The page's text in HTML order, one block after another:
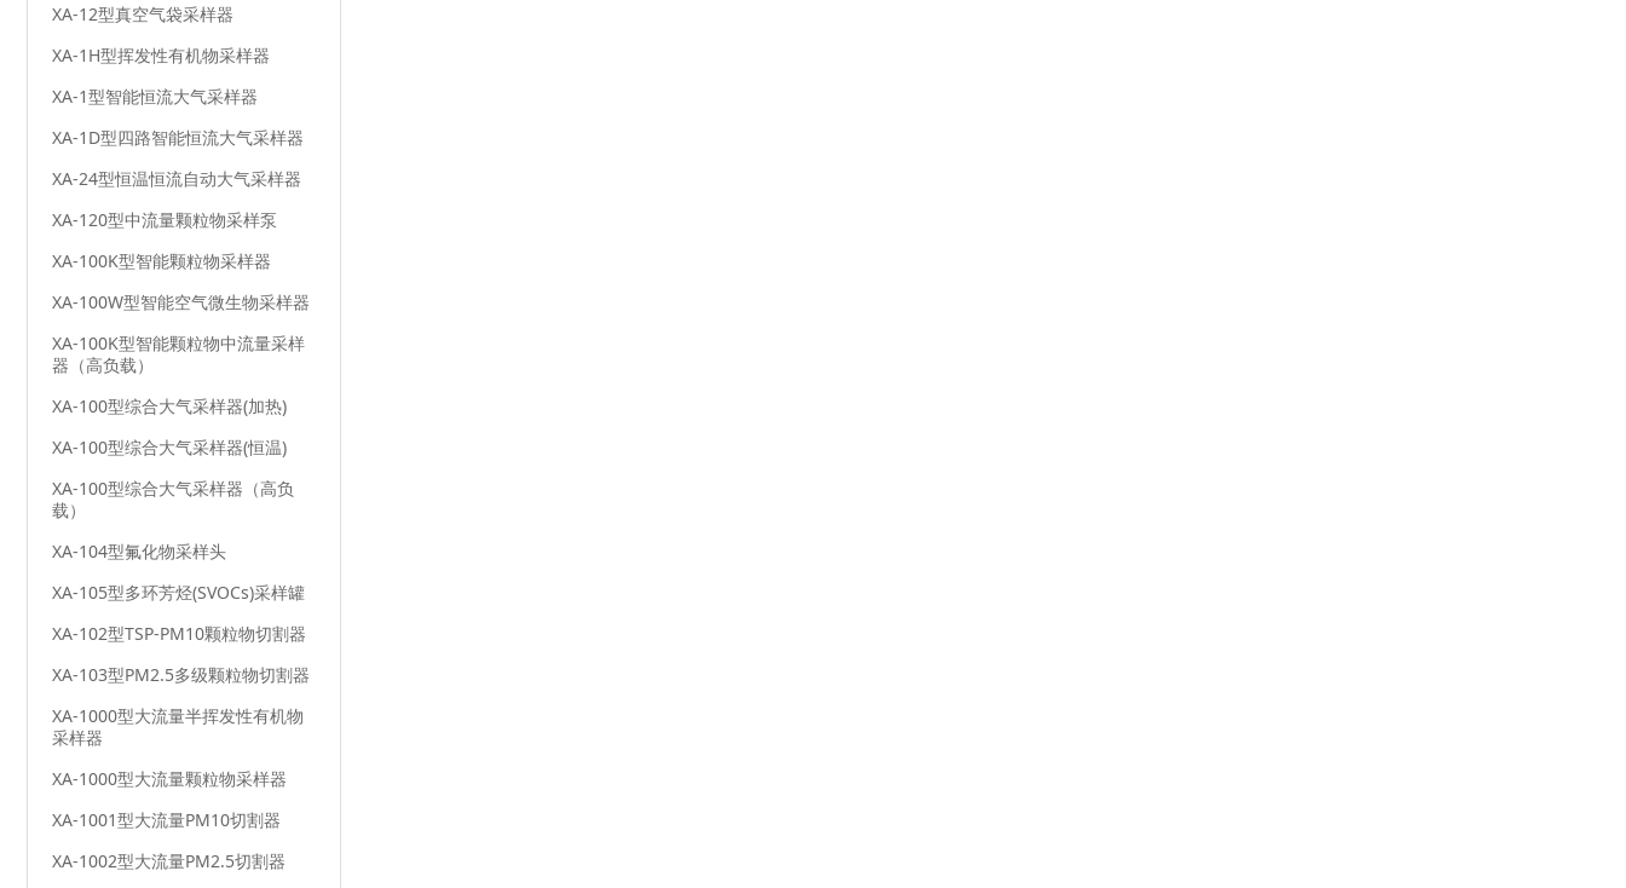
XA-12型真空气袋采样器
XA-1H型挥发性有机物采样器
XA-1型智能恒流大气采样器
XA-1D型四路智能恒流大气采样器
XA-24型恒温恒流自动大气采样器
XA-120型中流量颗粒物采样泵
XA-100K型智能颗粒物采样器
XA-100W型智能空气微生物采样器
XA-100K型智能颗粒物中流量采样
器（高负载）
XA-100型综合大气采样器(加热)
XA-100型综合大气采样器(恒温)
XA-100型综合大气采样器（高负
载）
XA-104型氟化物采样头
XA-105型多环芳烃(SVOCs)采样罐
XA-102型TSP-PM10颗粒物切割器
XA-103型PM2.5多级颗粒物切割器
XA-1000型大流量半挥发性有机物
采样器
XA-1000型大流量颗粒物采样器
XA-1001型大流量PM10切割器
XA-1002型大流量PM2.5切割器